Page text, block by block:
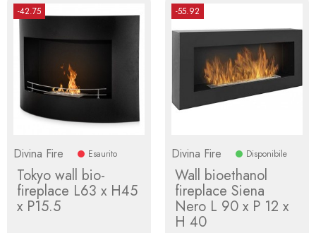
-42.75
Divina Fire Esaurito
Tokyo wall bio-
fireplace L63 x H45
x P15.5
-55.92
Divina Fire Disponibile
Wall bioethanol
fireplace Siena
Nero L 90 x P 12 x
H 40